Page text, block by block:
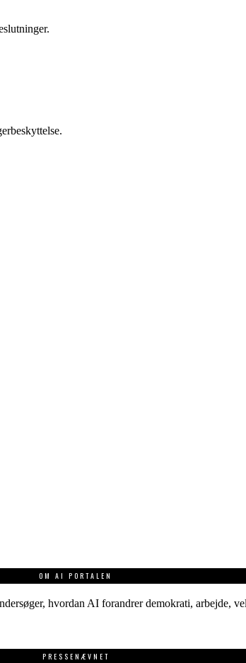
OM AI PORTALEN
hvordan AI forandrer demokrati, arbejde,
PRESSENÆVNET